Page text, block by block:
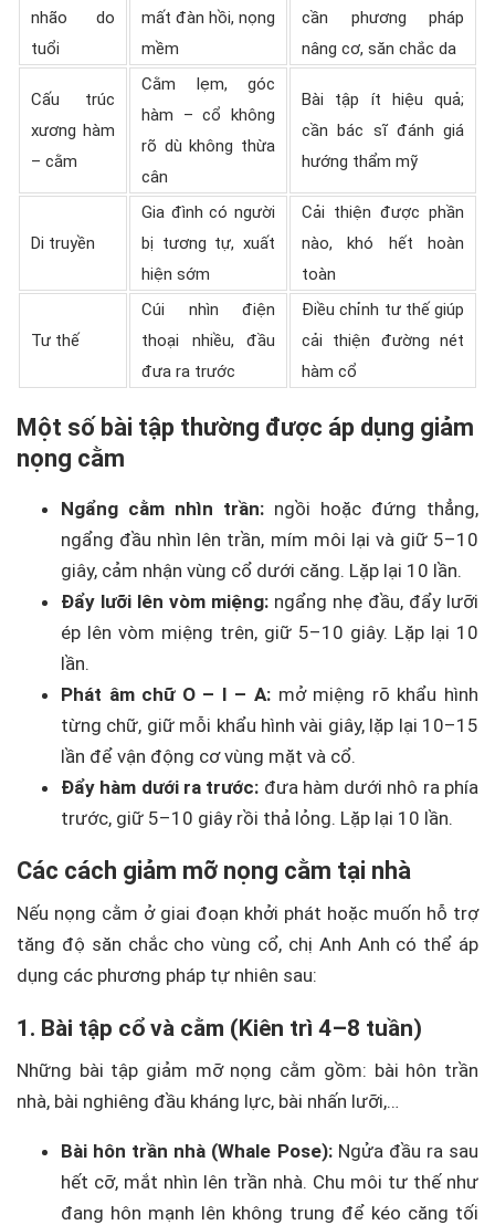
nhão do
tuổi
mất đàn hồi, nọng
mềm
cần phương pháp
nâng cơ, săn chắc da
Cấu trúc
xương hàm
– cằm
Cằm lẹm, góc
hàm – cổ không
rõ dù không thừa
cân
Bài tập ít hiệu quả;
cần bác sĩ đánh giá
hướng thẩm mỹ
Di truyền
Gia đình có người
bị tương tự, xuất
hiện sớm
Cải thiện được phần
nào, khó hết hoàn
toàn
Tư thế
Cúi nhìn điện
thoại nhiều, đầu
đưa ra trước
Điều chỉnh tư thế giúp
cải thiện đường nét
hàm cổ
Một số bài tập thường được áp dụng giảm
nọng cằm
Ngẩng cằm nhìn trần: ngồi hoặc đứng thẳng,
ngẩng đầu nhìn lên trần, mím môi lại và giữ 5–10
giây, cảm nhận vùng cổ dưới căng. Lặp lại 10 lần.
Đẩy lưỡi lên vòm miệng: ngẩng nhẹ đầu, đẩy lưỡi
ép lên vòm miệng trên, giữ 5–10 giây. Lặp lại 10
lần.
Phát âm chữ O – I – A: mở miệng rõ khẩu hình
từng chữ, giữ mỗi khẩu hình vài giây, lặp lại 10–15
lần để vận động cơ vùng mặt và cổ.
Đẩy hàm dưới ra trước: đưa hàm dưới nhô ra phía
trước, giữ 5–10 giây rồi thả lỏng. Lặp lại 10 lần.
Các cách giảm mỡ nọng cằm tại nhà
Nếu nọng cằm ở giai đoạn khởi phát hoặc muốn hỗ trợ
tăng độ săn chắc cho vùng cổ, chị Anh Anh có thể áp
dụng các phương pháp tự nhiên sau:
1. Bài tập cổ và cằm (Kiên trì 4–8 tuần)
Những bài tập giảm mỡ nọng cằm gồm: bài hôn trần
nhà, bài nghiêng đầu kháng lực, bài nhấn lưỡi,…
Bài hôn trần nhà (Whale Pose):Ngửa đầu ra sau
hết cỡ, mắt nhìn lên trần nhà. Chu môi tư thế như
đang hôn mạnh lên không trung để kéo căng tối